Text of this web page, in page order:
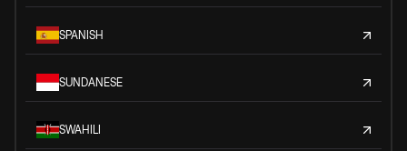
SPANISH
SUNDANESE
SWAHILI